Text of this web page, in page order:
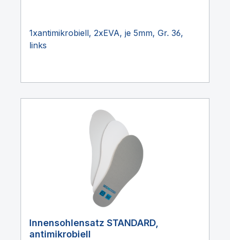
1xantimikrobiell, 2xEVA, je 5mm, Gr. 36,
links
Innensohlensatz STANDARD,
antimikrobiell